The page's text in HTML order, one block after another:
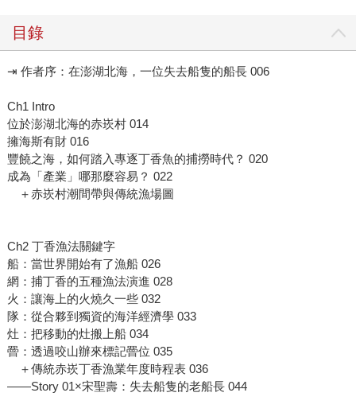
目錄
⇥ 作者序：在澎湖北海，一位失去船隻的船長 006
Ch1 Intro
位於澎湖北海的赤崁村 014
擁海斯有財 016
豐饒之海，如何踏入專逐丁香魚的捕撈時代？ 020
成為「產業」哪那麼容易？ 022
＋赤崁村潮間帶與傳統漁場圖
Ch2 丁香漁法關鍵字
船：當世界開始有了漁船 026
網：捕丁香的五種漁法演進 028
火：讓海上的火燒久一些 032
隊：從合夥到獨資的海洋經濟學 033
灶：把移動的灶搬上船 034
罾：透過咬山辦來標記罾位 035
＋傳統赤崁丁香漁業年度時程表 036
——Story 01×宋聖壽：失去船隻的老船長 044